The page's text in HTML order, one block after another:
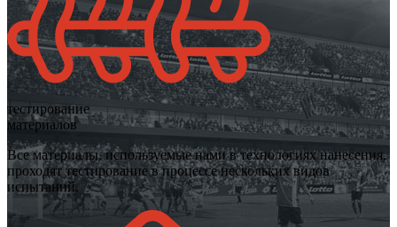
тестирование
материалов
Все материалы, используемые нами в технологиях нанесения,
проходят тестирование в процессе нескольких видов
испытаний.